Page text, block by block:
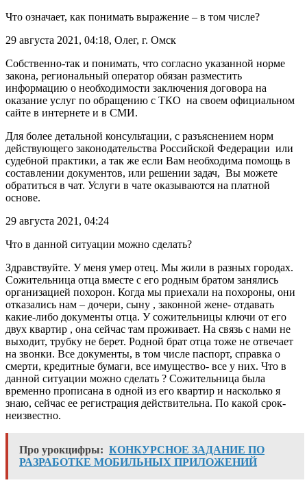
Что означает, как понимать выражение – в том числе?
29 августа 2021, 04:18, Олег, г. Омск
Собственно-так и понимать, что согласно указанной норме
закона, региональный оператор обязан разместить
информацию о необходимости заключения договора на
оказание услуг по обращению с ТКО на своем официальном
сайте в интернете и в СМИ.
Для более детальной консультации, с разъяснением норм
действующего законодательства Российской Федерации или
судебной практики, а так же если Вам необходима помощь в
составлении документов, или решении задач, Вы можете
обратиться в чат. Услуги в чате оказываются на платной
основе.
29 августа 2021, 04:24
Что в данной ситуации можно сделать?
Здравствуйте. У меня умер отец. Мы жили в разных городах.
Сожительница отца вместе с его родным братом занялись
организацией похорон. Когда мы приехали на похороны, они
отказались нам – дочери, сыну , законной жене- отдавать
какие-либо документы отца. У сожительницы ключи от его
двух квартир , она сейчас там проживает. На связь с нами не
выходит, трубку не берет. Родной брат отца тоже не отвечает
на звонки. Все документы, в том числе паспорт, справка о
смерти, кредитные бумаги, все имущество- все у них. Что в
данной ситуации можно сделать ? Сожительница была
временно прописана в одной из его квартир и насколько я
знаю, сейчас ее регистрация действительна. По какой срок-
неизвестно.
Про урокцифры: КОНКУРСНОЕ ЗАДАНИЕ ПО
РАЗРАБОТКЕ МОБИЛЬНЫХ ПРИЛОЖЕНИЙ